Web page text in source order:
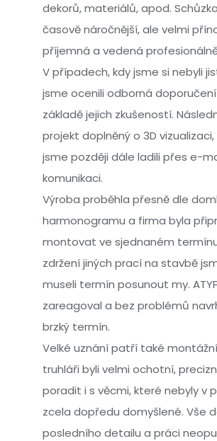
dekorů, materiálů, apod.
časově náročnější, ale velmi
příjemná a vedená
V případech, kdy jsme si nebyli
jsme ocenili odborná
základě jejich zkušeností.
projekt doplněný o 3D
jsme později dále ladili přes e-
komunikaci.
Výroba proběhla přesně dle
harmonogramu a firma byla
montovat ve sjednaném
zdržení jiných prací na stavbě
museli termín posunout my.
zareagoval a bez problémů
brzký termín.
Velké uznání patří také
truhláři byli velmi ochotní,
poradit i s věcmi, které nebyly v
zcela dopředu domyšlené. Vše
posledního detailu a práci